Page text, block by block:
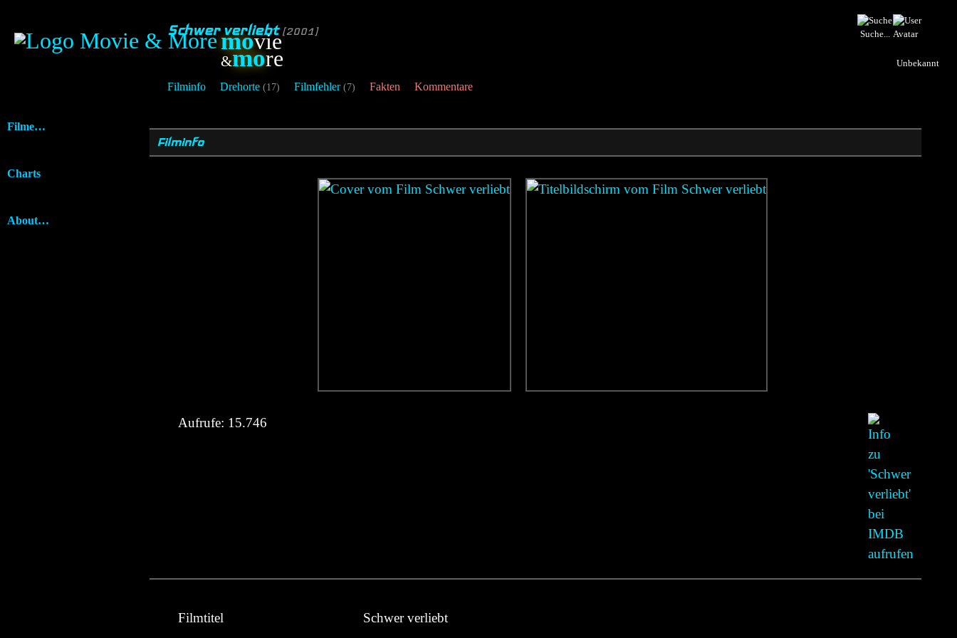
movie
&more
Suche...
Unbekannt
Schwer verliebt [2001]
Filminfo Drehorte (17) Filmfehler (7) Fakten Kommentare
Filme…
Charts
About…
Filminfo
Aufrufe: 15.746
Filmtitel
Schwer verliebt